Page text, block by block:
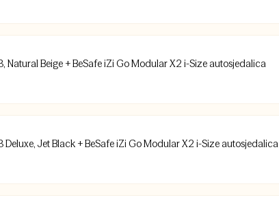
Natural Beige + BeSafe iZi Go Modular X2 i-Size autosjedalica
Deluxe, Jet Black + BeSafe iZi Go Modular X2 i-Size autosjedalica